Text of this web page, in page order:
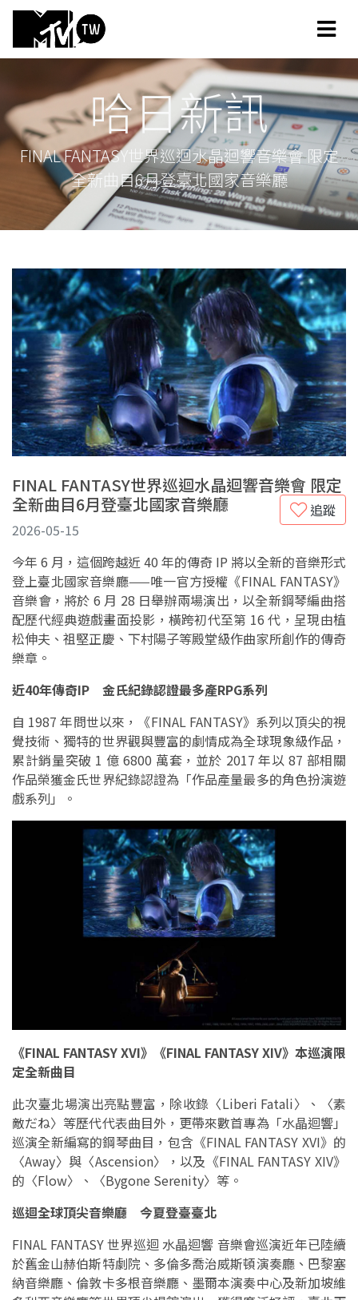
哈日新訊
FINAL FANTASY世界巡迴水晶迴響音樂會 限定
全新曲目6月登臺北國家音樂廳
FINAL FANTASY世界巡迴水晶迴響音樂會 限定
全新曲目6月登臺北國家音樂廳
追蹤
2026-05-15
今年 6 月，這個跨越近 40 年的傳奇 IP 將以全新的音樂形式
登上臺北國家音樂廳——唯一官方授權《FINAL FANTASY》
音樂會，將於 6 月 28 日舉辦兩場演出，以全新鋼琴編曲搭
配歷代經典遊戲畫面投影，橫跨初代至第 16 代，呈現由植
松伸夫、祖堅正慶、下村陽子等殿堂級作曲家所創作的傳奇
樂章。
近40年傳奇IP 金氏紀錄認證最多產RPG系列
自 1987 年問世以來，《FINAL FANTASY》系列以頂尖的視
覺技術、獨特的世界觀與豐富的劇情成為全球現象級作品，
累計銷量突破 1 億 6800 萬套，並於 2017 年以 87 部相關
作品榮獲金氏世界紀錄認證為「作品產量最多的角色扮演遊
戲系列」。
《FINAL FANTASY XVI》《FINAL FANTASY XIV》本巡演限
定全新曲目
此次臺北場演出亮點豐富，除收錄〈Liberi Fatali〉、〈素
敵だね〉等歷代代表曲目外，更帶來數首專為「水晶迴響」
巡演全新編寫的鋼琴曲目，包含《FINAL FANTASY XVI》的
〈Away〉與〈Ascension〉，以及《FINAL FANTASY XIV》
的〈Flow〉、〈Bygone Serenity〉等。
巡迴全球頂尖音樂廳 今夏登臺臺北
FINAL FANTASY 世界巡迴 水晶迴響 音樂會巡演近年已陸續
於舊金山赫伯斯特劇院、多倫多喬治威斯頓演奏廳、巴黎塞
納音樂廳、倫敦卡多根音樂廳、墨爾本演奏中心及新加坡維